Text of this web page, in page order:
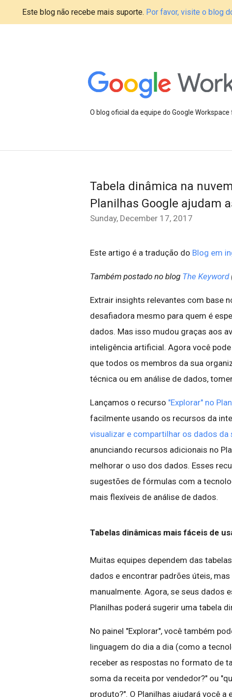
Este blog não recebe mais suporte. Por favor, visite o blog
O blog oficial da equipe do Google
Tabela dinâmica na
Planilhas Google ajudam
Sunday, December 17, 2017
Este artigo é a tradução do Blog em
Também postado no blog The Keyword
Extrair insights relevantes com base
desafiadora mesmo para quem é
dados. Mas isso mudou graças aos
inteligência artificial. Agora você
que todos os membros da sua
técnica ou em análise de dados,
Lançamos o recurso "Explorar" no
facilmente usando os recursos da
visualizar e compartilhar os dados da
anunciando recursos adicionais no
melhorar o uso dos dados. Esses
sugestões de fórmulas com a
mais flexíveis de análise de dados.
Tabelas dinâmicas mais fáceis de
Muitas equipes dependem das
dados e encontrar padrões úteis,
manualmente. Agora, se seus dados
Planilhas poderá sugerir uma tabela
No painel "Explorar", você também
linguagem do dia a dia (como a
receber as respostas no formato de
soma da receita por vendedor?" ou
produto?". O Planilhas ajudará você